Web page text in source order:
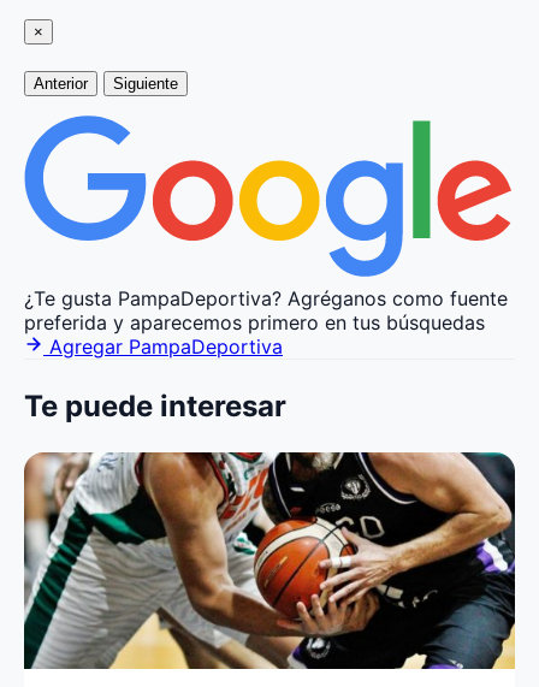
×
Anterior Siguiente
¿Te gusta PampaDeportiva? Agréganos como fuente
preferida y aparecemos primero en tus búsquedas
Agregar PampaDeportiva
Te puede interesar